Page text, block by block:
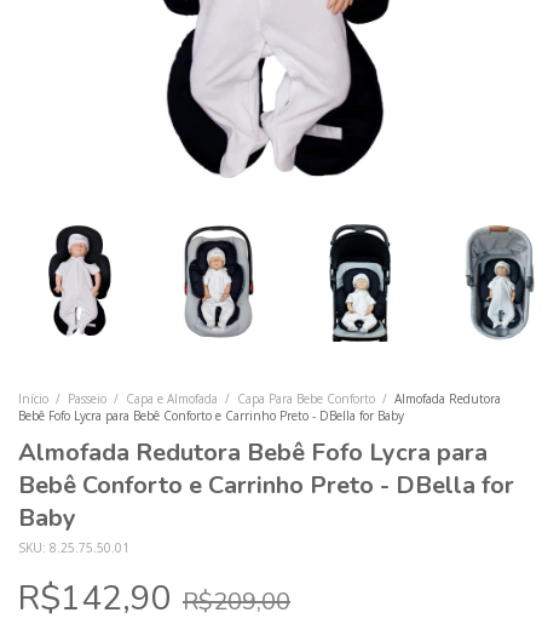
Início / Passeio / Capa e Almofada / Capa Para Bebe Conforto / Almofada Redutora
Bebê Fofo Lycra para Bebê Conforto e Carrinho Preto - DBella for Baby
Almofada Redutora Bebê Fofo Lycra para
Bebê Conforto e Carrinho Preto - DBella for
Baby
SKU: 8.25.75.50.01
R$142,90 R$209,00